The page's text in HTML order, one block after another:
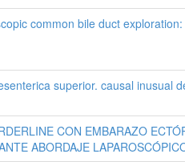
common bile duct
superior. causal inusual
CON EMBARAZO
ABORDAJE